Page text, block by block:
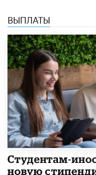
ВЫПЛАТЫ
Студентам-
новую